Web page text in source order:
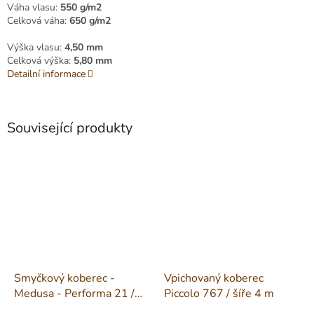
Váha vlasu: 550 g/m2
Celková váha: 650 g/m2
Výška vlasu: 4,50 mm
Celková výška: 5,80 mm
Detailní informace
Související produkty
Smyčkový koberec -
Medusa - Performa 21 /
Vpichovaný koberec
Piccolo 767 / šíře 4 m